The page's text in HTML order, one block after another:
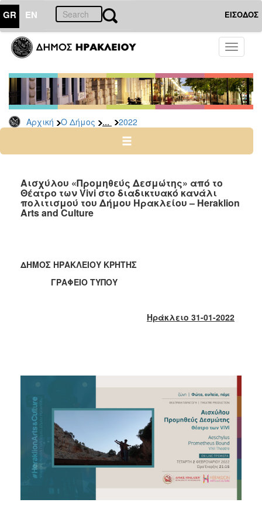
GR EN ΕΙΣΟΔΟΣ
Toggle
Αρχική Ο Δήμος ... 2022
ΔΗΜΟΣ
Δελτία
Τύπου
Αρχείο
2026
2024
2022
2021
2018
2017
Αισχύλου «Προμηθεύς Δεσμώτης» από το
Θέατρο των Vivi στο διαδικτυακό κανάλι
πολιτισμού του Δήμου Ηρακλείου – Heraklion
Arts and Culture
ΔΗΜΟΣ ΗΡΑΚΛΕΙΟΥ ΚΡΗΤΗΣ
ΓΡΑΦΕΙΟ ΤΥΠΟΥ
Ηράκλειο 31-01-2022